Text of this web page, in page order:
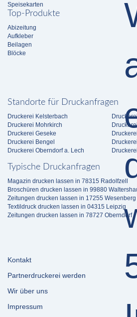
Speisekarten
Top-Produkte
Abizeitung
Aufkleber
Beilagen
Blöcke
Standorte für Druckanfragen
Druckerei Kelsterbach
Druckerei Mohrkirch
Druckerei Geseke
Druckerei Bengel
Druckerei Oberndorf a. Lech
Typische Druckanfragen
Magazin drucken lassen in 78315 Radolfzell
Broschüren drucken lassen in 99880
Zeitungen drucken lassen in 17255 Wesenberg
Textildruck drucken lassen in 04315 Leipzig
Zeitungen drucken lassen in 78727 Oberndorf
Kontakt
Partnerdruckerei werden
Wir über uns
Impressum